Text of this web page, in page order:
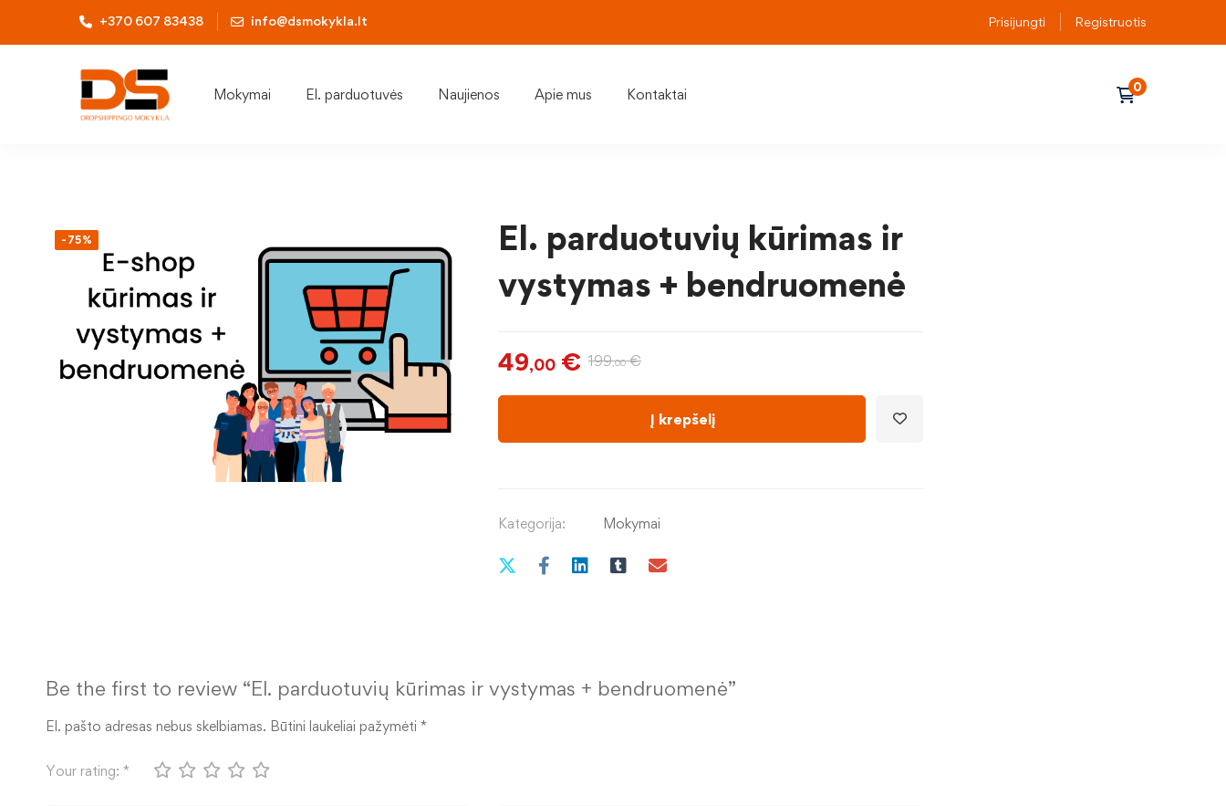
+370 607 83438 info@dsmokykla.lt Prisijungti Registruotis
Mokymai El. parduotuvės Naujienos Apie mus Kontaktai
-75%
El. parduotuvių kūrimas ir
vystymas + bendruomenė
49,00 € 199,00 €
Į krepšelį
Kategorija: Mokymai
Be the first to review “El. parduotuvių kūrimas ir vystymas + bendruomenė”
El. pašto adresas nebus skelbiamas. Būtini laukeliai pažymėti *
Your rating: *